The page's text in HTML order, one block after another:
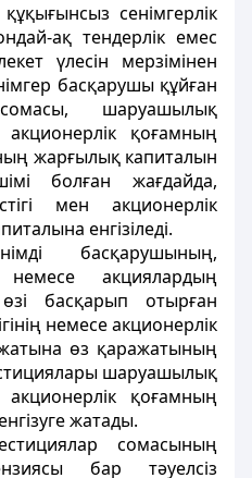
сенімгерлік
ақ тендерлік емес
үлесін мерзімінен
басқарушы құйған
шаруашылық
акционерлік қоғамның
жарғылық капиталын
болған жағдайда,
мен акционерлік
енгізіледі.
басқарушының,
немесе акциялардың
басқарып отырған
немесе акционерлік
өз қаражатының
шаруашылық
акционерлік қоғамның
жатады.
сомасының
бар тәуелсіз